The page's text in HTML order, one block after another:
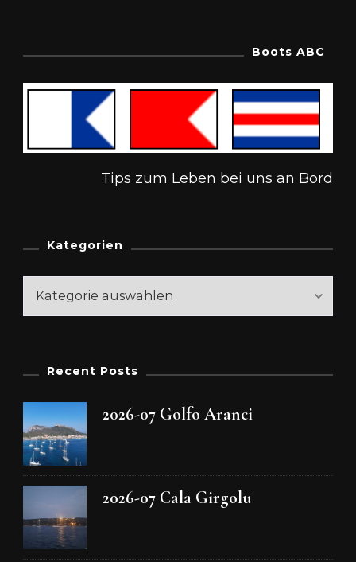
Boots ABC
Tips zum Leben bei uns an Bord
Kategorien
Kategorien
Recent Posts
2026-07 Golfo Aranci
2026-07 Cala Girgolu